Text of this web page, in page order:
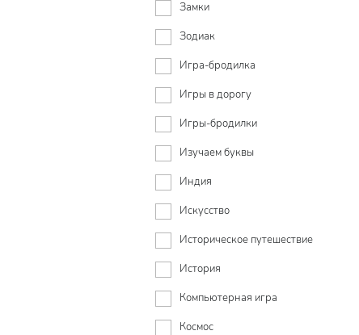
Замки
Зодиак
Игра-бродилка
Игры в дорогу
Игры-бродилки
Изучаем буквы
Индия
Искусство
Историческое путешествие
История
Компьютерная игра
Космос